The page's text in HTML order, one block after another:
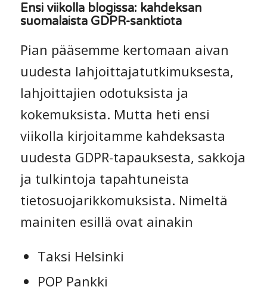
Ensi viikolla blogissa: kahdeksan
suomalaista GDPR-sanktiota
Pian pääsemme kertomaan aivan
uudesta lahjoittajatutkimuksesta,
lahjoittajien odotuksista ja
kokemuksista. Mutta heti ensi
viikolla kirjoitamme kahdeksasta
uudesta GDPR-tapauksesta, sakkoja
ja tulkintoja tapahtuneista
tietosuojarikkomuksista. Nimeltä
mainiten esillä ovat ainakin
Taksi Helsinki
POP Pankki